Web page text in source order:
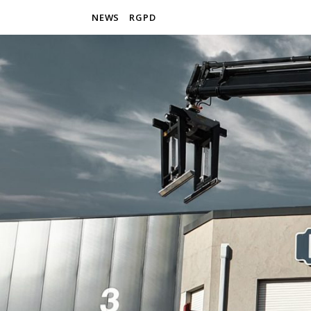
NEWS RGPD